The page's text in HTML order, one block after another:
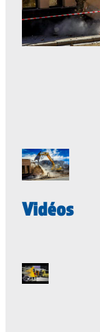
Vidéos